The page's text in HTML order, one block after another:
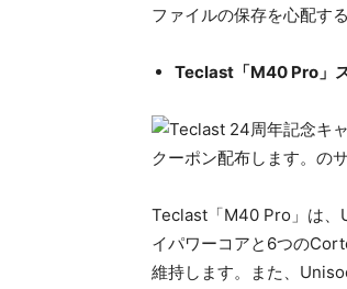
ファイルの保存を心配す
Teclast「M40 Pro」
Teclast「M40 Pro」は、
イパワーコアと6つの
維持します。また、